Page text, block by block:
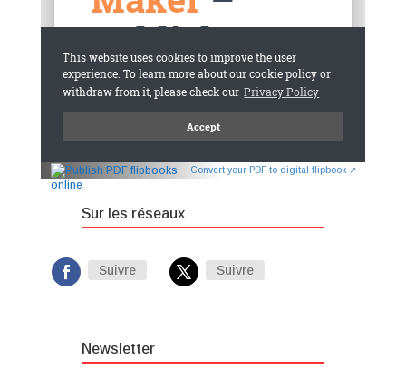
Convert your PDF to digital flipbook ↗
Sur les réseaux
Suivre Suivre
Newsletter